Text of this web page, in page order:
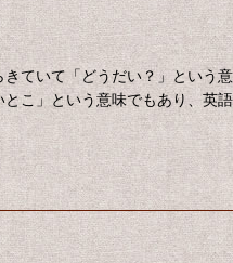
ていて「どうだい？」という意
こ」という意味でもあり、英